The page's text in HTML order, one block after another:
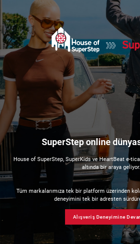
SuperStep online
House of SuperStep, SuperKids ve HeartBeat e-
altında bir araya geliyor.
Tüm markalarımıza tek bir platform üzerinden
deneyimini tek bir adresten
Alışveriş Deneyimine